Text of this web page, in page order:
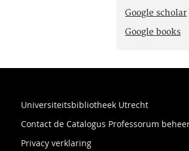
Google scholar
Google books
Universiteitsbibliotheek Utrecht
Contact de Catalogus Professorum
Privacy verklaring